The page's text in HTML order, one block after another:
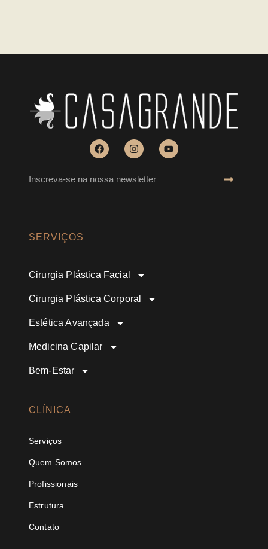
SERVIÇOS
Cirurgia Plástica Facial
Cirurgia Plástica Corporal
Estética Avançada
Medicina Capilar
Bem-Estar
CLÍNICA
Serviços
Quem Somos
Profissionais
Estrutura
Contato